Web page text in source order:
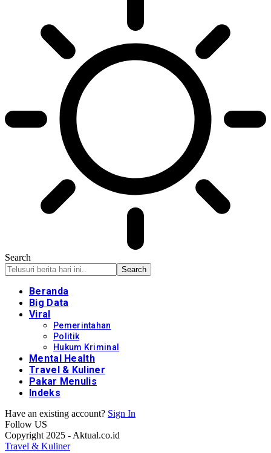
Search
Beranda
Big Data
Viral
Pemerintahan
Politik
Hukum Kriminal
Mental Health
Travel & Kuliner
Pakar Menulis
Indeks
Have an existing account? Sign In
Follow US
Copyright 2025 - Aktual.co.id
Travel & Kuliner